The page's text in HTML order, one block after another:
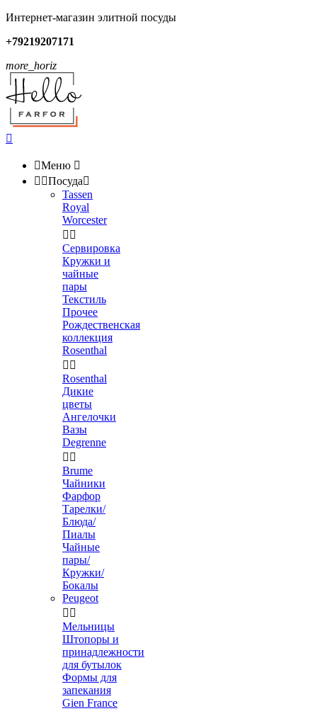
Интернет-магазин элитной посуды
+79219207171
more_horiz

Меню 
 Посуда
Tassen
Royal
Worcester
 
Сервировка
Кружки и
чайные
пары
Текстиль
Прочее
Рождественская
коллекция
Rosenthal
 
Rosenthal
Дикие
цветы
Ангелочки
Вазы
Degrenne
 
Brume
Чайники
Фарфор
Тарелки/
Блюда/
Пиалы
Чайные
пары/
Кружки/
Бокалы
Peugeot
 
Мельницы
Штопоры и
принадлежности
для бутылок
Формы для
запекания
Gien France